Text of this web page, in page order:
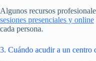
Algunos recursos
sesiones presenciales y online
cada persona.
3. Cuándo acudir a un centro